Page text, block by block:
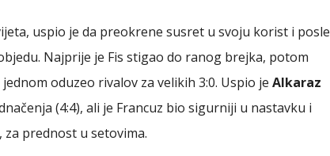
uspio je da preokrene susret u svoju korist i posle
Najprije je Fis stigao do ranog brejka, potom
oduzeo rivalov za velikih 3:0. Uspio je Alkaraz
(4:4), ali je Francuz bio sigurniji u nastavku i
za prednost u setovima.